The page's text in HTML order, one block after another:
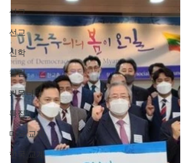
설교
선교
신학
칼럼
커뮤니티
특집
미국 교계
한국 교계